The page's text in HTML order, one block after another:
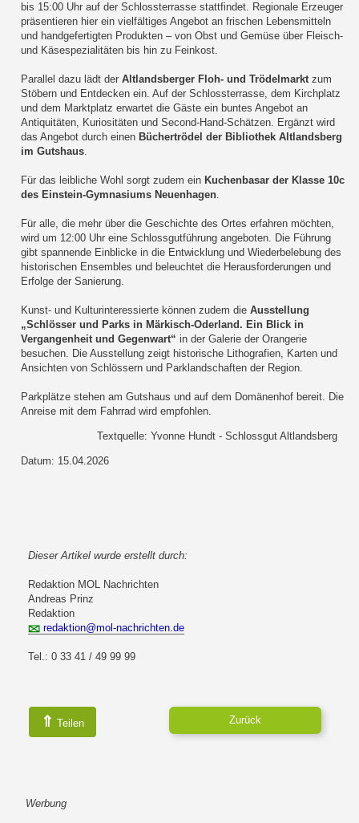
bis 15:00 Uhr auf der Schlossterrasse stattfindet. Regionale Erzeuger
präsentieren hier ein vielfältiges Angebot an frischen Lebensmitteln
und handgefertigten Produkten – von Obst und Gemüse über Fleisch-
und Käsespezialitäten bis hin zu Feinkost.
Parallel dazu lädt derAltlandsberger Floh- und Trödelmarktzum
Stöbern und Entdecken ein. Auf der Schlossterrasse, dem Kirchplatz
und dem Marktplatz erwartet die Gäste ein buntes Angebot an
Antiquitäten, Kuriositäten und Second-Hand-Schätzen. Ergänzt wird
das Angebot durch einen Büchertrödel der Bibliothek Altlandsberg
im Gutshaus.
Für das leibliche Wohl sorgt zudem ein Kuchenbasar der Klasse 10c
des Einstein-Gymnasiums Neuenhagen.
Für alle, die mehr über die Geschichte des Ortes erfahren möchten,
wird um 12:00 Uhr eine Schlossgutführung angeboten. Die Führung
gibt spannende Einblicke in die Entwicklung und Wiederbelebung des
historischen Ensembles und beleuchtet die Herausforderungen und
Erfolge der Sanierung.
Kunst- und Kulturinteressierte können zudem dieAusstellung
„Schlösser und Parks in Märkisch-Oderland. Ein Blick in
Vergangenheit und Gegenwart“ in der Galerie der Orangerie
besuchen. Die Ausstellung zeigt historische Lithografien, Karten und
Ansichten von Schlössern und Parklandschaften der Region.
Parkplätze stehen am Gutshaus und auf dem Domänenhof bereit. Die
Anreise mit dem Fahrrad wird empfohlen.
Textquelle: Yvonne Hundt - Schlossgut Altlandsberg
Datum: 15.04.2026
Dieser Artikel wurde erstellt durch:
Redaktion MOL Nachrichten
Andreas Prinz
Redaktion
redaktion@mol-nachrichten.de
Tel.: 0 33 41 / 49 99 99
⇑ Teilen Zurück
Werbung